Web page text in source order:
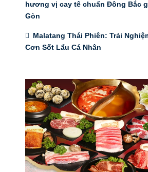
hương vị cay tê chuẩn Đông Bắc
Gòn
Malatang Thái Phiên: Trải
Cơn Sốt Lẩu Cá Nhân